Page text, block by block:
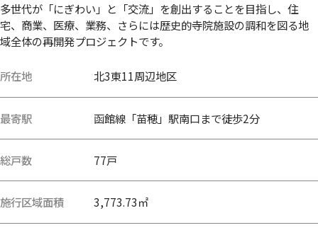
多世代が「にぎわい」と「交流」を創出することを目指し、住
宅、商業、医療、業務、さらには歴史的寺院施設の調和を図る地
域全体の再開発プロジェクトです。
所在地 北3東11周辺地区
最寄駅 函館線「苗穂」駅南口まで徒歩2分
総戸数 77戸
施行区域面積 3,773.73㎡